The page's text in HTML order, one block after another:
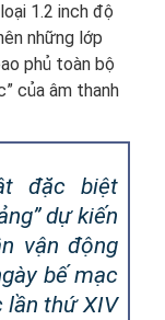
1.2 inch độ
những lớp
phủ toàn bộ
của âm thanh
đặc biệt
dự kiến
vận động
bế mạc
lần thứ XIV